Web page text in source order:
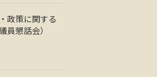
政策に関する
員懇話会）